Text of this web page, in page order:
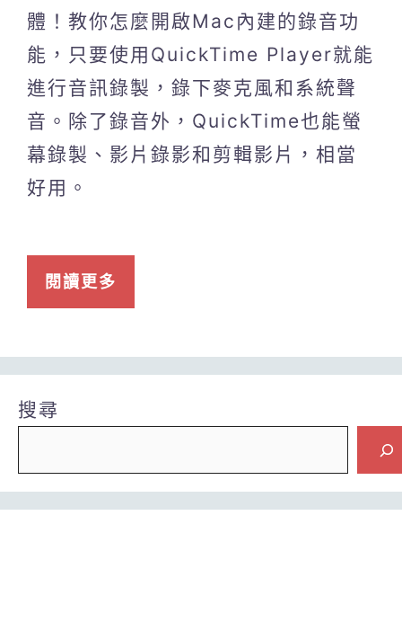
體！教你怎麼開啟Mac內建的錄音功
能，只要使用QuickTime Player就能
進行音訊錄製，錄下麥克風和系統聲
音。除了錄音外，QuickTime也能螢
幕錄製、影片錄影和剪輯影片，相當
好用。
閱讀更多
搜尋